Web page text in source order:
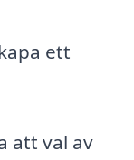
ett
att val av